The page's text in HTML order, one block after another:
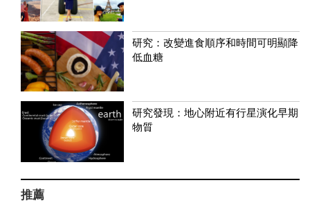
研究：改變進食順序和時間可明顯降
低血糖
研究發現：地心附近有行星演化早期
物質
推薦